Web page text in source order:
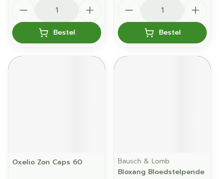
Bestel Bestel
Oxelio Zon Caps 60
Bausch & Lomb
Bloxang Bloedstelpende